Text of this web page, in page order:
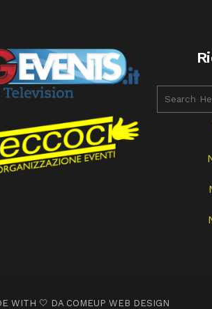
WITH 🤍 DA COMEUP WEB DESIGN